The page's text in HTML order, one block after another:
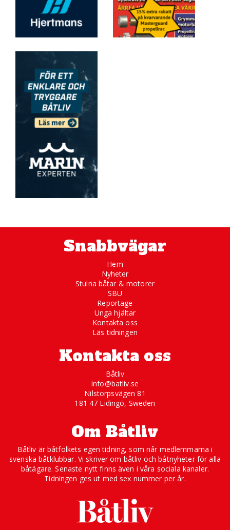
Snabbvägar
Hem
Nyheter
Stulna båtar & motorer
SBU
Reportage
Unga hjältar
Kontakta oss
Läs tidningen
Kontakta oss
Båtliv
info@batliv.se
Nilstorpsvägen 81
181 47 Lidingö, Sweden
Om Båtliv
Båtliv är båtfolkets egen tidning, som når medlemmarna i
svenska båtklubbar. Vi skriver om båtliv och båtnyheter för alla
båtägare. Senaste nytt finns även i våra sociala kanaler.
Tidningen ges ut med sex nummer per år.